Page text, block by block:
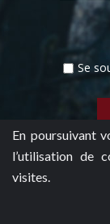
En poursuivant
l’utilisation de
visites.
Se